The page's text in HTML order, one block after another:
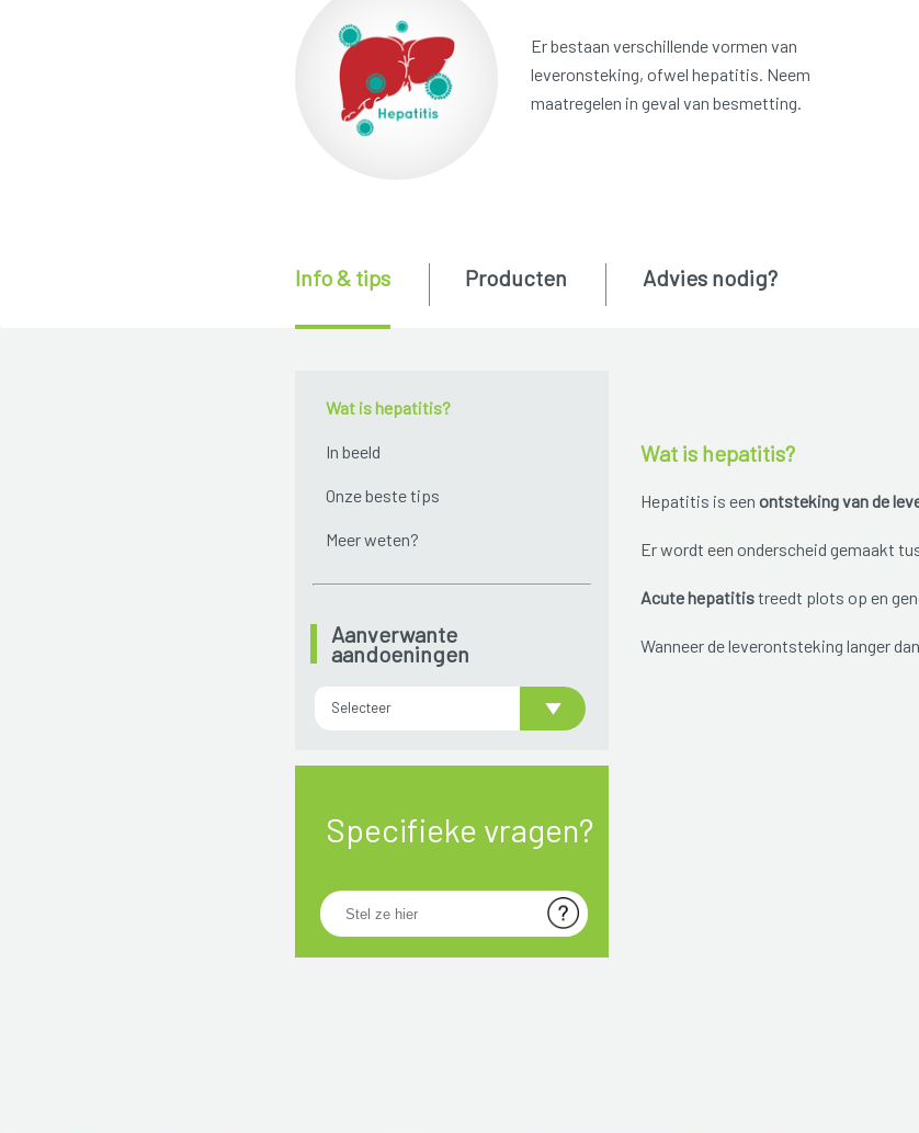
Er bestaan verschillende vormen van
leveronsteking, ofwel hepatitis. Neem
maatregelen in geval van besmetting.
Wat is hepatitis?
In beeld
Onze beste tips
Meer weten?
Aanverwante
aandoeningen
Selecteer
Specifieke vragen?
Info & tips Producten Advies nodig?
Wat is hepatitis?
Hepatitis is een ontsteking van de
Er wordt een onderscheid gemaakt
Acute hepatitistreedt plots op en
Wanneer de leverontsteking langer